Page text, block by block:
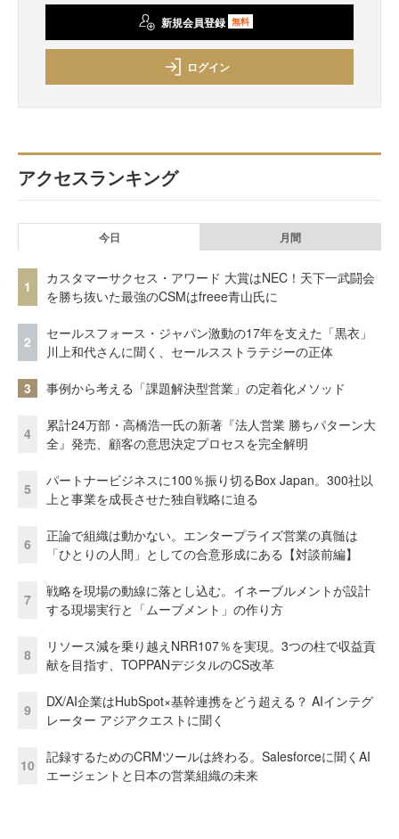
新規会員登録 無料
ログイン
アクセスランキング
今日 月間
1
カスタマーサクセス・アワード 大賞はNEC！天下一武闘会
を勝ち抜いた最強のCSMはfreee青山氏に
2
セールスフォース・ジャパン激動の17年を支えた「黒衣」
川上和代さんに聞く、セールスストラテジーの正体
3 事例から考える「課題解決型営業」の定着化メソッド
4
累計24万部・高橋浩一氏の新著『法人営業 勝ちパターン大
全』発売、顧客の意思決定プロセスを完全解明
5
パートナービジネスに100％振り切るBox Japan。300社以
上と事業を成長させた独自戦略に迫る
6
正論で組織は動かない。エンタープライズ営業の真髄は
「ひとりの人間」としての合意形成にある【対談前編】
7
戦略を現場の動線に落とし込む。イネーブルメントが設計
する現場実行と「ムーブメント」の作り方
8
リソース減を乗り越えNRR107％を実現。3つの柱で収益貢
献を目指す、TOPPANデジタルのCS改革
9
DX/AI企業はHubSpot×基幹連携をどう超える？ AIインテグ
レーター アジアクエストに聞く
10
記録するためのCRMツールは終わる。Salesforceに聞くAI
エージェントと日本の営業組織の未来